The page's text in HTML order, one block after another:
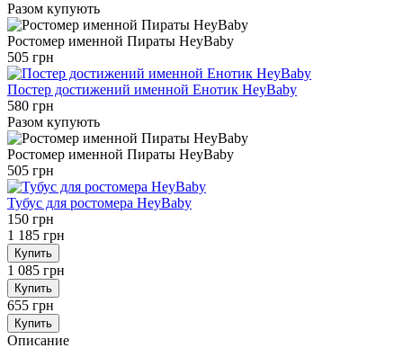
Разом купують
Ростомер именной Пираты HeyBaby
505 грн
Постер достижений именной Енотик HeyBaby
580 грн
Разом купують
Ростомер именной Пираты HeyBaby
505 грн
Тубус для ростомера HeyBaby
150 грн
1 185 грн
Купить
1 085 грн
Купить
655 грн
Купить
Описание